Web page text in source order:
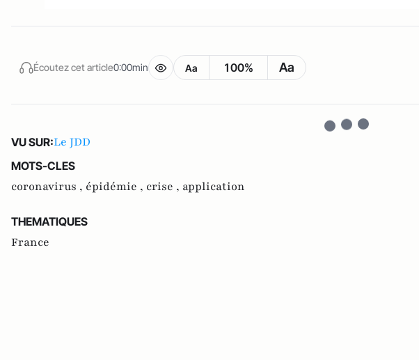
Écoutez cet article0:00min Aa 100% Aa
VU SUR:Le JDD
MOTS-CLES
coronavirus , épidémie , crise , application
THEMATIQUES
France